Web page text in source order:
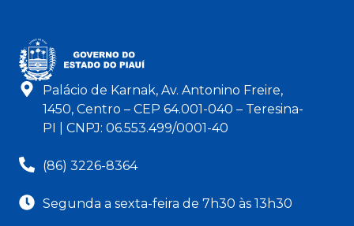
Palácio de Karnak, Av. Antonino Freire,
1450, Centro – CEP 64.001-040 – Teresina-
PI | CNPJ: 06.553.499/0001-40
(86) 3226-8364
Segunda a sexta-feira de 7h30 às 13h30